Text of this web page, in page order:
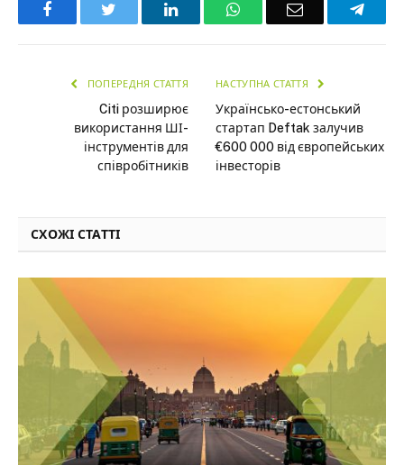
Facebook LinkedInWhatsAppEmail
ПОПЕРЕДНЯ СТАТТЯ
Citi розширює
використання ШІ-
інструментів для
співробітників
НАСТУПНА СТАТТЯ
Українсько-естонський
стартап Deftak залучив
€600 000 від європейських
інвесторів
СХОЖІ СТАТТІ